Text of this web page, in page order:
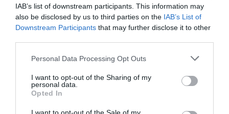
IAB’s list of downstream participants. This information may
also be disclosed by us to third parties on the IAB’s List of
Downstream Participants that may further disclose it to other
Personal Data Processing Opt Outs
I want to opt-out of the Sharing of my
personal data.
Opted In
0% zákazníkov odporúča produkt